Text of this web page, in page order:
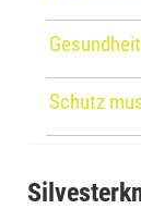
Schutz